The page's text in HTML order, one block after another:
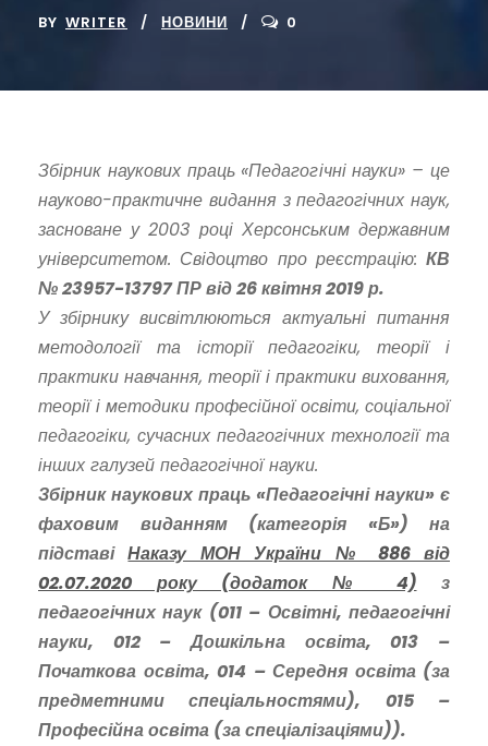
BY WRITER НОВИНИ 0
Збірник наукових праць «Педагогічні науки» – це
науково-практичне видання з педагогічних наук,
засноване у 2003 році Херсонським державним
університетом. Свідоцтво про реєстрацію: КВ
№ 23957-13797 ПР від 26 квітня 2019 р.
У збірнику висвітлюються актуальні питання
методології та історії педагогіки, теорії і
практики навчання, теорії і практики виховання,
теорії і методики професійної освіти, соціальної
педагогіки, сучасних педагогічних технології та
інших галузей педагогічної науки.
Збірник наукових праць «Педагогічні науки» є
фаховим виданням (категорія «Б») на
підставіНаказу МОН України № 886 від
02.07.2020 року (додаток № 4) з
педагогічних наук (011 – Освітні, педагогічні
науки, 012 – Дошкільна освіта, 013 –
Початкова освіта, 014 – Середня освіта (за
предметними спеціальностями), 015 –
Професійна освіта (за спеціалізаціями)).